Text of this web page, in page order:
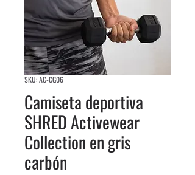
SKU: AC-CG06
Camiseta deportiva
SHRED Activewear
Collection en gris
carbón